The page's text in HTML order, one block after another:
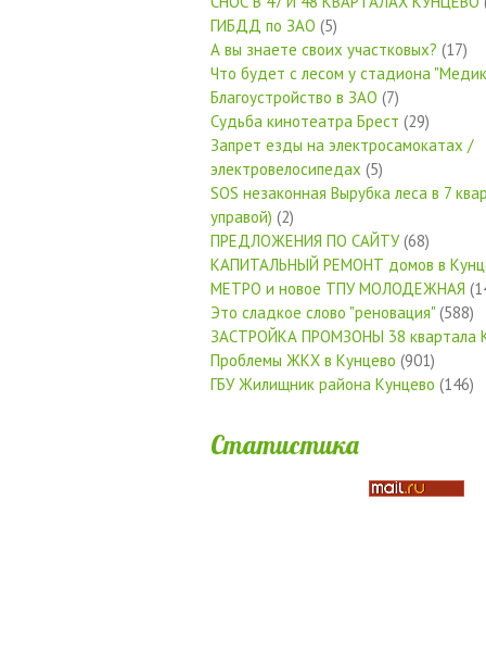
ГИБДД по ЗАО (5)
А вы знаете своих участковых? (17)
Что будет с лесом у стадиона
Благоустройство в ЗАО (7)
Судьба кинотеатра Брест (29)
Запрет езды на электросамокатах /
электровелосипедах (5)
SOS незаконная Вырубка леса в 7
управой) (2)
ПРЕДЛОЖЕНИЯ ПО САЙТУ(68)
КАПИТАЛЬНЫЙ РЕМОНТ домов в
МЕТРО и новое ТПУ МОЛОДЕЖНАЯ
Это сладкое слово "реновация" (588)
ЗАСТРОЙКА ПРОМЗОНЫ 38 квартала
Проблемы ЖКХ в Кунцево (901)
ГБУ Жилищник района Кунцево (146)
Статистика